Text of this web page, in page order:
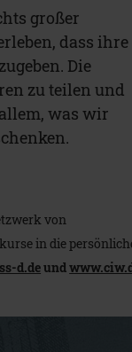
großer
dass ihre
Die
zu teilen und
was wir
von
in die
d.deund